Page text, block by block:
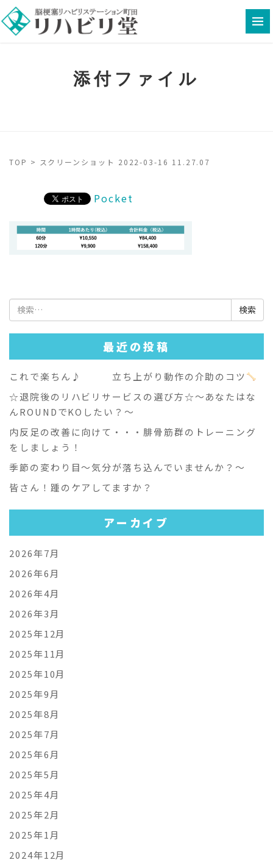
添付ファイル
TOP > スクリーンショット 2022-03-16 11.27.07
Pocket
検
索:
最近の投稿
これで楽ちん♪ 立ち上がり動作の介助のコツ
☆退院後のリハビリサービスの選び方☆～あなたはな
んROUNDでKOしたい？～
内反足の改善に向けて・・・腓骨筋群のトレーニング
をしましょう！
季節の変わり目～気分が落ち込んでいませんか？～
皆さん！踵のケアしてますか？
アーカイブ
2026年7月
2026年6月
2026年4月
2026年3月
2025年12月
2025年11月
2025年10月
2025年9月
2025年8月
2025年7月
2025年6月
2025年5月
2025年4月
2025年2月
2025年1月
2024年12月